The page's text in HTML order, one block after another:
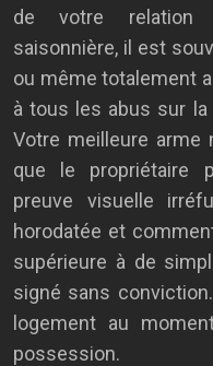
de votre relation
saisonnière, il est
ou même totalement
à tous les abus sur
Votre meilleure arme
que le propriétaire
preuve visuelle
horodatée et
supérieure à de
signé sans
logement au
possession.